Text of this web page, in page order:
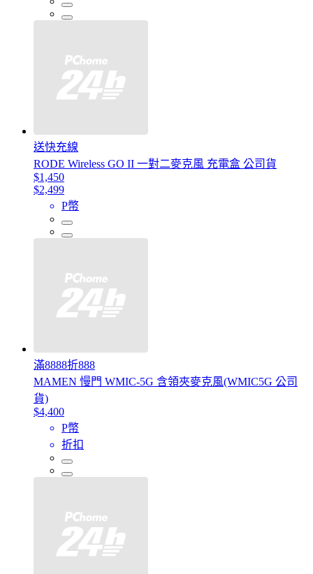
送快充線
RODE Wireless GO II 一對二麥克風 充電盒 公司貨
$1,450
$2,499
P幣
滿8888折888
MAMEN 慢門 WMIC-5G 含領夾麥克風(WMIC5G 公司
貨)
$4,400
P幣
折扣